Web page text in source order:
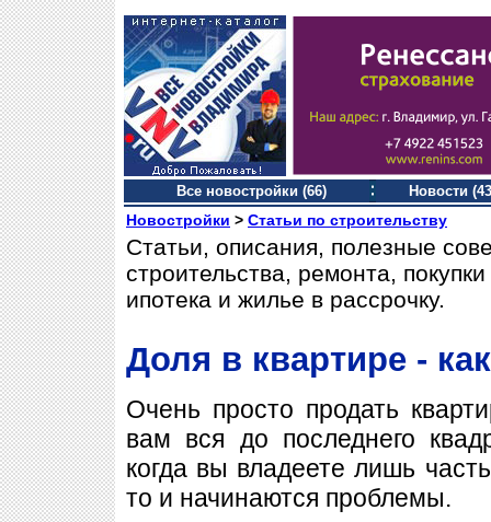
Все новостройки (66) Новости
Новостройки > Статьи по строительству
Статьи, описания, полезные
строительства, ремонта,
ипотека и жилье в рассрочку.
Доля в квартире -
Очень просто продать
вам вся до последнего
когда вы владеете лишь
то и начинаются проблемы.